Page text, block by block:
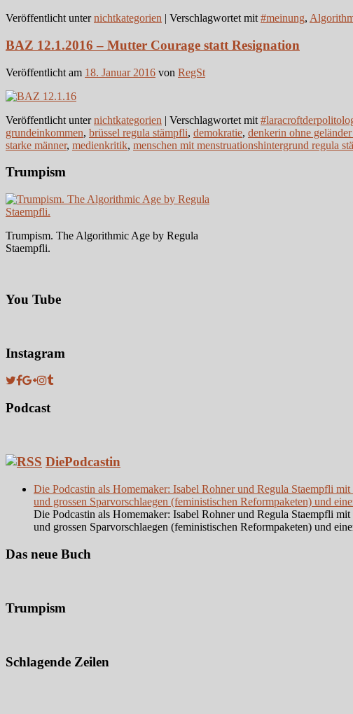
Veröffentlicht unter nichtkategorien | Verschlagwortet mit #meinung,
BAZ 12.1.2016 – Mutter Courage statt Resignation
Veröffentlicht am 18. Januar 2016 von RegSt
Veröffentlicht unter nichtkategorien | Verschlagwortet mit
grundeinkommen, brüssel regula stämpfli, demokratie, denkerin ohne
starke männer, medienkritik, menschen mit menstruationshintergrund regula
Trumpism
Trumpism. The Algorithmic Age by Regula
Staempfli.
You Tube
Instagram
Podcast
DiePodcastin
Die Podcastin als Homemaker: Isabel Rohner und Regula Staempfli
und grossen Sparvorschlaegen (feministischen Reformpaketen) und
Die Podcastin als Homemaker: Isabel Rohner und Regula Staempfli
und grossen Sparvorschlaegen (feministischen Reformpaketen) und
Das neue Buch
Trumpism
Schlagende Zeilen